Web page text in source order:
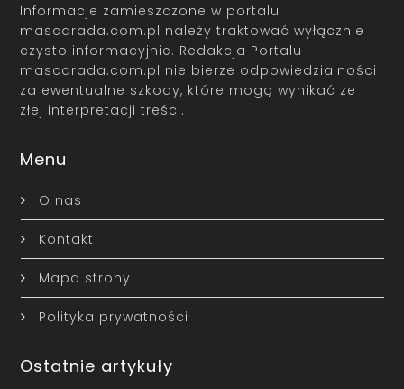
Informacje zamieszczone w portalu
mascarada.com.pl należy traktować wyłącznie
czysto informacyjnie. Redakcja Portalu
mascarada.com.pl nie bierze odpowiedzialności
za ewentualne szkody, które mogą wynikać ze
złej interpretacji treści.
Menu
O nas
Kontakt
Mapa strony
Polityka prywatności
Ostatnie artykuły